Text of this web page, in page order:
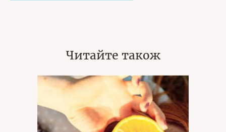
Читайте також